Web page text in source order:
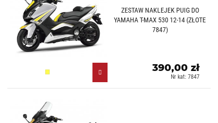
ZESTAW NAKLEJEK PUIG DO
YAMAHA T-MAX 530 12-14 (ZŁOTE
7847)
Żółty (G)
390,00 zł
Nr kat: 7847